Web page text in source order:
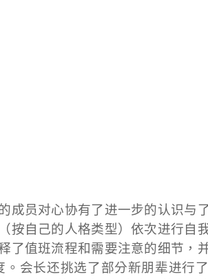
成员对心协有了进一步的认识与
按自己的人格类型）依次进行自
了值班流程和需要注意的细节，
会长还挑选了部分新朋辈进行